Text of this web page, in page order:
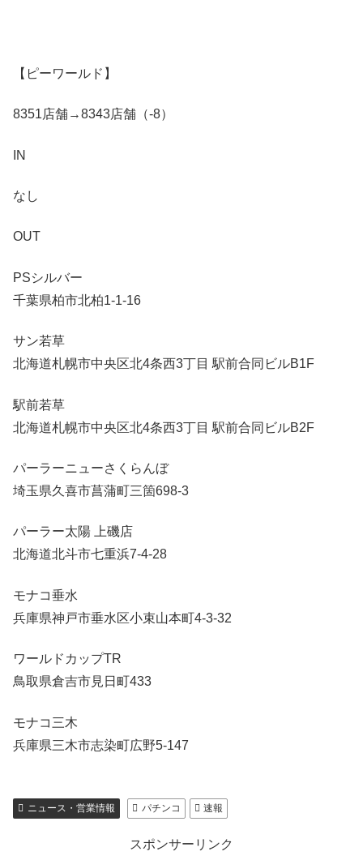
【ピーワールド】
8351店舗→8343店舗（-8）
IN
なし
OUT
PSシルバー
千葉県柏市北柏1-1-16
サン若草
北海道札幌市中央区北4条西3丁目 駅前合同ビルB1F
駅前若草
北海道札幌市中央区北4条西3丁目 駅前合同ビルB2F
パーラーニューさくらんぼ
埼玉県久喜市菖蒲町三箇698-3
パーラー太陽 上磯店
北海道北斗市七重浜7-4-28
モナコ垂水
兵庫県神戸市垂水区小束山本町4-3-32
ワールドカップTR
鳥取県倉吉市見日町433
モナコ三木
兵庫県三木市志染町広野5-147
ニュース・営業情報 パチンコ 速報
スポンサーリンク